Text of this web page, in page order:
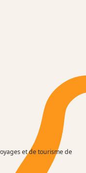
et de tourisme de